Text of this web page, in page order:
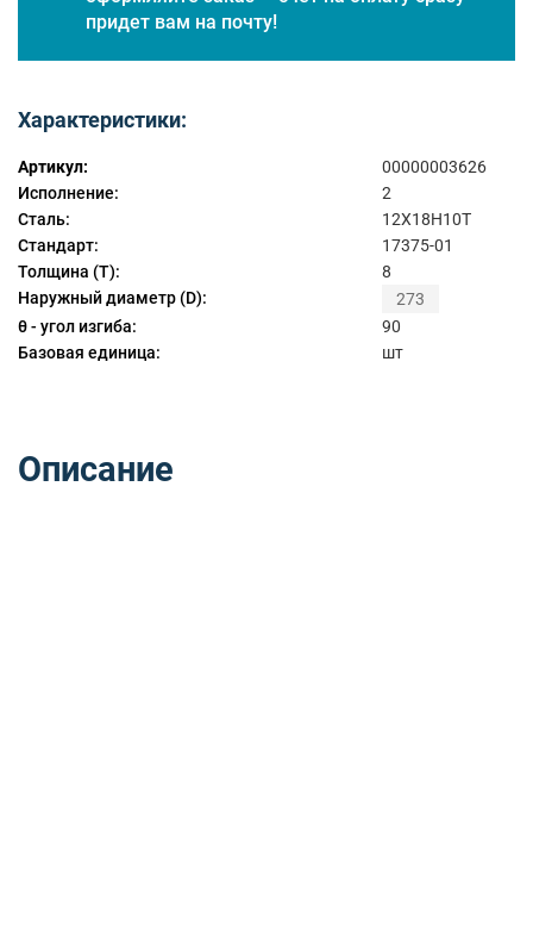
придет вам на почту!
Характеристики:
Артикул:
00000003626
Исполнение:
2
Сталь:
12Х18Н10Т
Стандарт:
17375-01
Толщина (T):
8
Наружный диаметр (D):
273
θ - угол изгиба:
90
Базовая единица:
шт
Описание